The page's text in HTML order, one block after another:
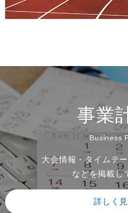
2026/5/17 5月30日実
事項をアップしました
ては問い合わせフォー
い。競技参加費につき
に振り込んでいただきま
します。
2026/4/30 2026山城地
エントリーデータの修正
度よりプログラムは有
事業
Business
大会情報・タイムテ
などを掲載し
詳しく